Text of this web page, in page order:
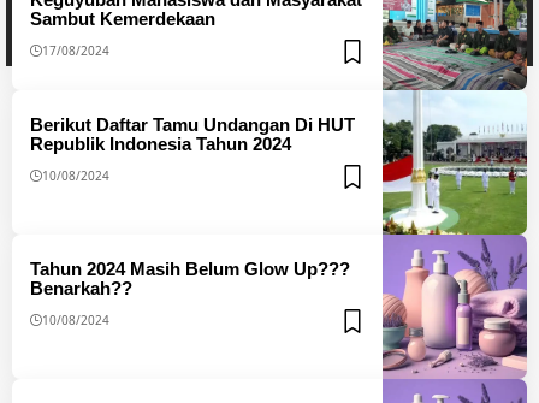
Sambut Kemerdekaan
17/08/2024
Berikut Daftar Tamu Undangan Di HUT
Republik Indonesia Tahun 2024
10/08/2024
Tahun 2024 Masih Belum Glow Up???
Benarkah??
10/08/2024